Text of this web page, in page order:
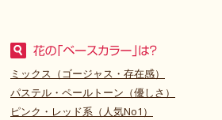
ミックス（ゴージャス・存在感）
パステル・ペールトーン（優しさ）
ピンク・レッド系（人気No1）